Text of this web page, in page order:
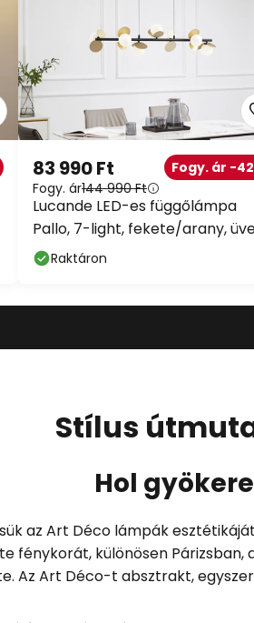
83 990 Ft
Fogy. ár144 990 Ft
Fogy. ár -
Lucande LED-es függőlámpa
Pallo, 7-light, fekete/arany,
Raktáron
Stílus
Hol
az Art Déco lámpák
fénykorát, különösen
Az Art Déco-t absztrakt,